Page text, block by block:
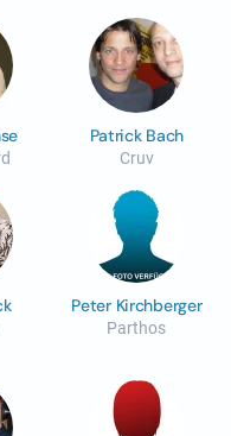
Patrick Bach
Cruv
Peter Kirchberger
Parthos